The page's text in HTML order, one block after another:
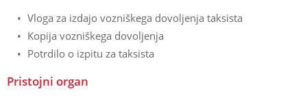
Vloga za izdajo vozniškega dovoljenja taksista
Kopija vozniškega dovoljenja
Potrdilo o izpitu za taksista
Pristojni organ